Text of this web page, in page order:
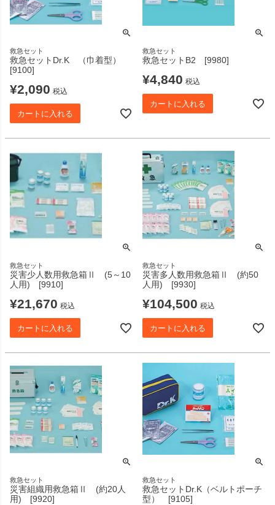
救急セット
救急セットDr.K （巾着型）
[9100]
¥2,090 税込
カートに入れる
救急セット
救急セットB2 [9980]
¥4,840 税込
カートに入れる
救急セット
災害少人数用救急箱Ⅱ (5～10
人用) [9910]
¥21,670 税込
カートに入れる
救急セット
災害多人数用救急箱Ⅱ (約50
人用) [9930]
¥104,500 税込
カートに入れる
救急セット
災害組織用救急箱Ⅱ (約20人
用) [9920]
救急セット
救急セットDr.K（ベルトポーチ
型） [9105]